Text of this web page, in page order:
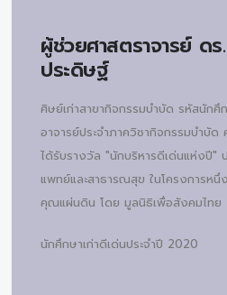
ผู้ช่วยศาสตราจารย์ ดร.
ประดิษฐ์
ศิษย์เก่าสาขากิจกรรมบำบัด รหัสนักศึ
อาจารย์ประจำภาควิชากิจกรรมบำบั
ได้รับรางวัล "นักบริหารดีเด่นแห่งปี"
แพทย์และสาธารณสุข ในโครงการห
คุณแผ่นดิน โดย มูลนิธิเพื่อสังคมไทย
นักศึกษาเก่าดีเด่นประจำปี 2020